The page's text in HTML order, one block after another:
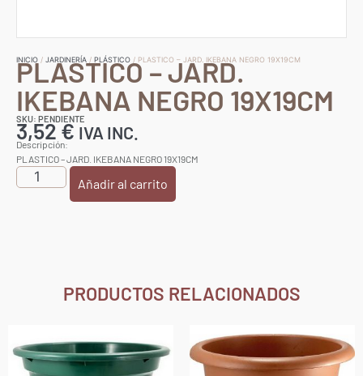
INICIO / JARDINERÍA / PLÁSTICO / PLASTICO – JARD. IKEBANA NEGRO 19X19CM
PLASTICO – JARD.
IKEBANA NEGRO 19X19CM
SKU: PENDIENTE
3,52€ IVA INC.
Descripción:
PLASTICO – JARD. IKEBANA NEGRO 19X19CM
Añadir al carrito
PRODUCTOS RELACIONADOS